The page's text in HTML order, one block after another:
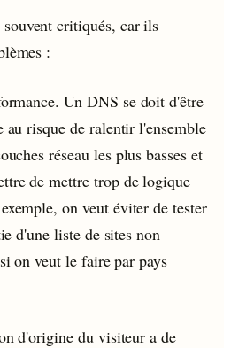
critiqués, car ils
:
Un DNS se doit d'être
risque de ralentir l'ensemble
réseau les plus basses et
de mettre trop de logique
on veut éviter de tester
d'une liste de sites non
on veut le faire par pays
d'origine du visiteur a de